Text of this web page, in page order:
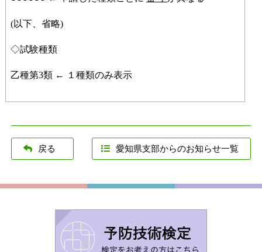
(以下、省略)
◇試験種類
乙種第3類 ← １種類のみ表示
戻る 愛知県支部からのお知らせ一覧